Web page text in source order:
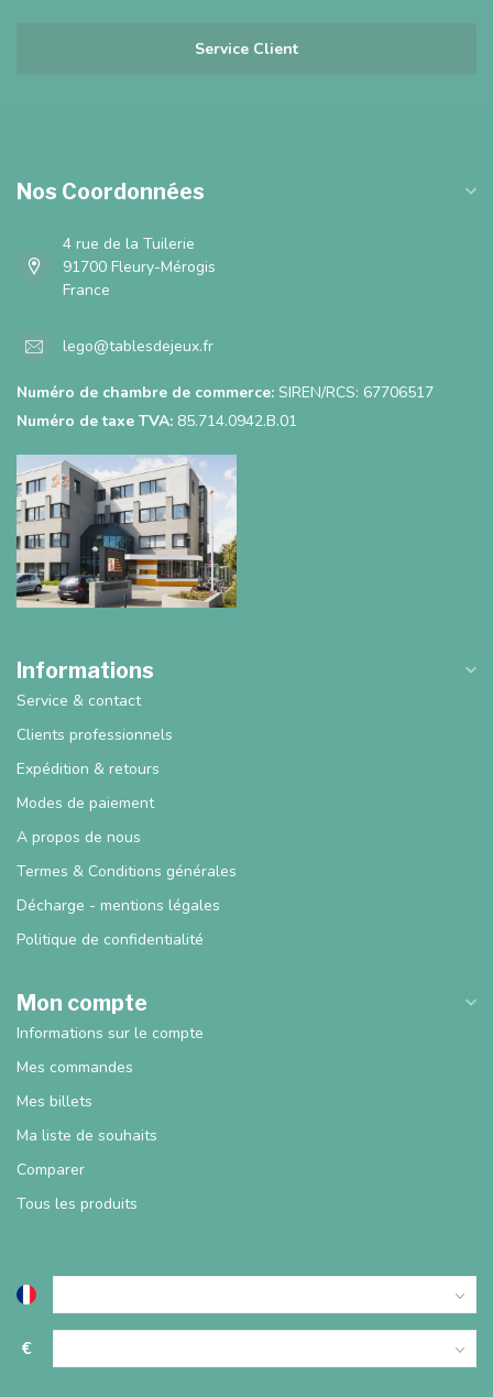
Service Client
Nos Coordonnées
4 rue de la Tuilerie
91700 Fleury-Mérogis
France
lego@tablesdejeux.fr
Numéro de chambre de commerce: SIREN/RCS: 67706517
Numéro de taxe TVA: 85.714.0942.B.01
Informations
Service & contact
Clients professionnels
Expédition & retours
Modes de paiement
A propos de nous
Termes & Conditions générales
Décharge - mentions légales
Politique de confidentialité
Mon compte
Informations sur le compte
Mes commandes
Mes billets
Ma liste de souhaits
Comparer
Tous les produits
€